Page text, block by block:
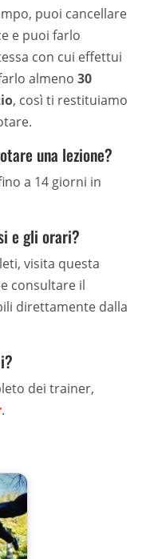
puoi cancellare
e puoi farlo
con cui effettui
almeno30
, così ti restituiamo
una lezione?
a 14 giorni in
e gli orari?
visita questa
consultare il
direttamente dalla
dei trainer,
.